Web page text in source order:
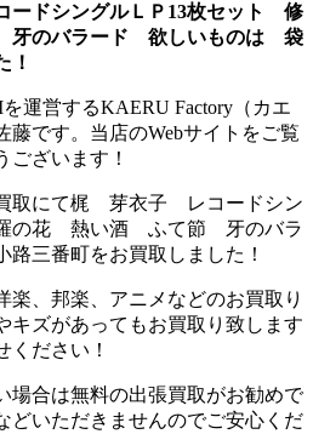
ドシングルＬＰ13枚セット 修
のバラード 欲しいものは 袋
！
運営するKAERU Factory（カエ
藤です。当店のWebサイトをご覧
ございます！
取にて梶 芽衣子 レコードシン
の花 熱い酒 ふて節 牙のバラ
三番町をお買取しました！
楽、邦楽、アニメなどのお買取り
キズがあってもお買取り致します
ください！
場合は無料の出張買取がお勧めで
どいただきませんのでご安心くだ